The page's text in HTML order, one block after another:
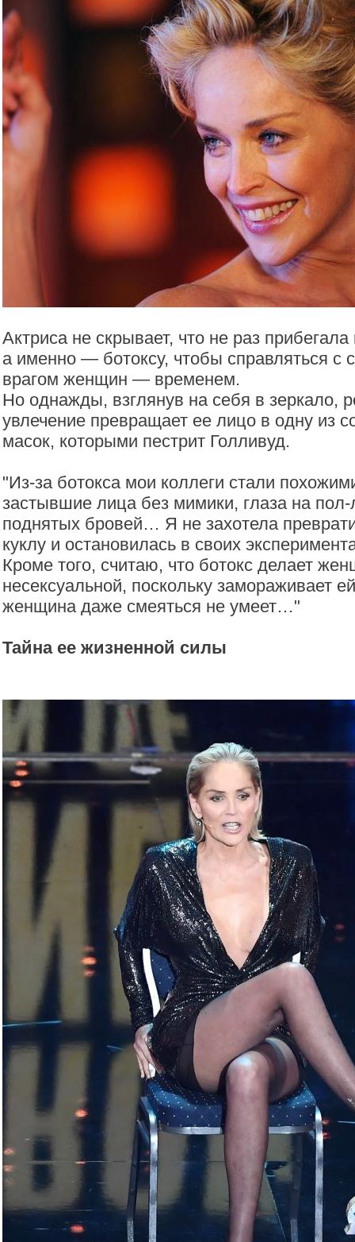
Актриса не скрывает, что не раз
а именно — ботоксу, чтобы справляться
врагом женщин — временем.
Но однажды, взглянув на себя в зеркало,
увлечение превращает ее лицо в одну из
масок, которыми пестрит Голливуд.
"Из-за ботокса мои коллеги стали
застывшие лица без мимики, глаза на пол-
поднятых бровей… Я не захотела
куклу и остановилась в своих
Кроме того, считаю, что ботокс делает
несексуальной, поскольку замораживает
женщина даже смеяться не умеет…"
Тайна ее жизненной силы